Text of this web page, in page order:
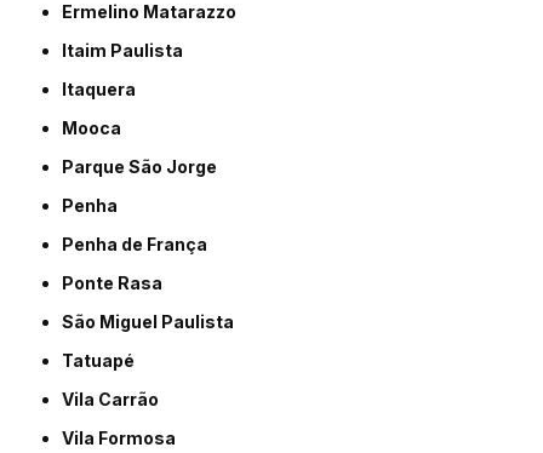
Ermelino Matarazzo
Itaim Paulista
Itaquera
Mooca
Parque São Jorge
Penha
Penha de França
Ponte Rasa
São Miguel Paulista
Tatuapé
Vila Carrão
Vila Formosa